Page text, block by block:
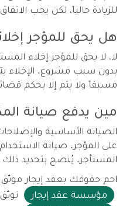
للزيادة حالياً، لكن يجب
هل يحق للمؤجر
لا، لا يحق للمؤجر إخلاء
بدون سبب مشروع. الإخلاء
مسبقاً ولا يتم إلا بحكم
مين يدفع صيانة
الصيانة الأساسية
على المؤجر. صيانة
المستأجر. يُنصح بتحديد
احمِ حقوقك بعقد إيجار
مؤسسة عقد إيجار
توثّق